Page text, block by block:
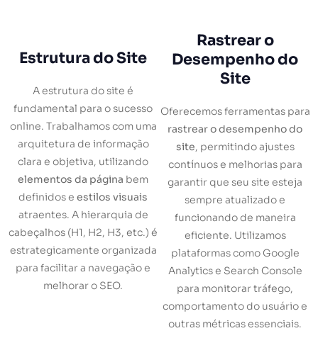
Estrutura do Site
A estrutura do site é
fundamental para o sucesso
online. Trabalhamos com uma
arquitetura de informação
clara e objetiva, utilizando
elementos da página bem
definidos e estilos visuais
atraentes. A hierarquia de
cabeçalhos (H1, H2, H3, etc.) é
estrategicamente organizada
para facilitar a navegação e
melhorar o SEO.
Rastrear o
Desempenho do
Site
Oferecemos ferramentas para
rastrear o desempenho do
site, permitindo ajustes
contínuos e melhorias para
garantir que seu site esteja
sempre atualizado e
funcionando de maneira
eficiente. Utilizamos
plataformas como Google
Analytics e Search Console
para monitorar tráfego,
comportamento do usuário e
outras métricas essenciais.